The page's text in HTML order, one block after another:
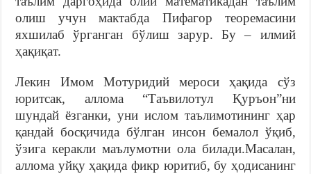
олиш учун мактабда Пифагор теоремасини
яхшилаб ўрганган бўлиш зарур. Бу – илмий
ҳақиқат.
Лекин Имом Мотуридий мероси ҳақида сўз
юритсак, аллома “Таъвилотул Қуръон”ни
шундай ёзганки, уни ислом таълимотининг ҳар
қандай босқичида бўлган инсон бемалол ўқиб,
ўзига керакли маълумотни ола билади.Масалан,
аллома уйқу ҳақида фикр юритиб, бу ҳодисанинг